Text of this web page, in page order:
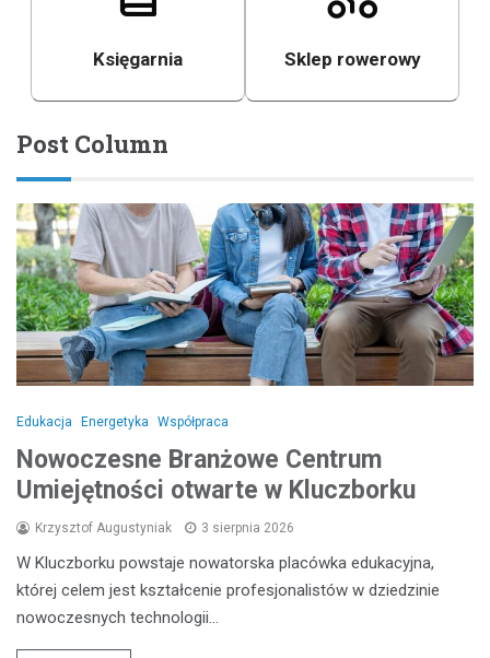
Księgarnia Sklep rowerowy
Post Column
Edukacja Energetyka Współpraca
Nowoczesne Branżowe Centrum
Umiejętności otwarte w Kluczborku
Krzysztof Augustyniak 3 sierpnia 2026
W Kluczborku powstaje nowatorska placówka edukacyjna,
której celem jest kształcenie profesjonalistów w dziedzinie
nowoczesnych technologii…